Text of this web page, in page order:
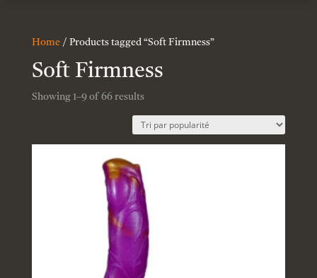
Home/ Products tagged “Soft Firmness”
Soft Firmness
Showing 1–9 of 66 results